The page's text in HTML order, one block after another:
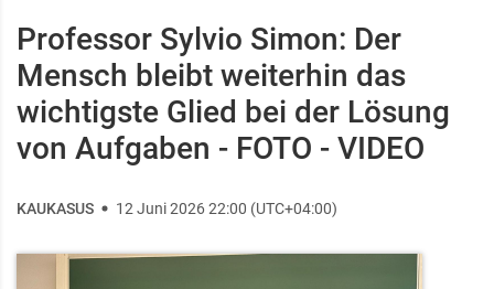
Professor Sylvio Simon: Der
Mensch bleibt weiterhin das
wichtigste Glied bei der Lösung
von Aufgaben - FOTO - VIDEO
KAUKASUS 12 Juni 2026 22:00 (UTC+04:00)